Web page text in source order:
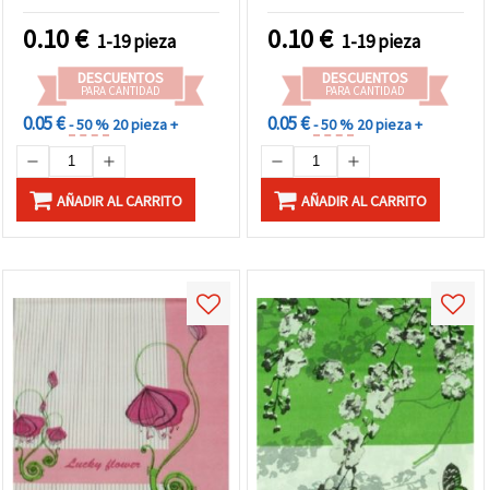
manualidades, DIY,
scrapbooking, collage y
mixed media
0.10€ 1-19 pieza
DESCUENTOS
PARA CANTIDAD
0.05 €- 50 % 20 pieza +
AÑADIR AL CARRITO
0.10€ 1-19 pieza
DESCUENTOS
PARA CANTIDAD
0.05 €- 50 % 20 pieza +
AÑADIR AL CARRITO